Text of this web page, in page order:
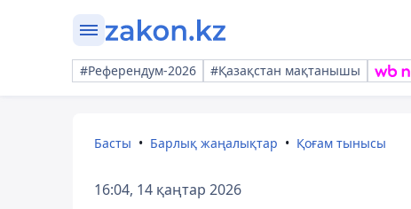
#Референдум-2026 #Қазақстан мақтанышы
Басты Барлық жаңалықтар Қоғам тынысы
16:04, 14 қаңтар 2026